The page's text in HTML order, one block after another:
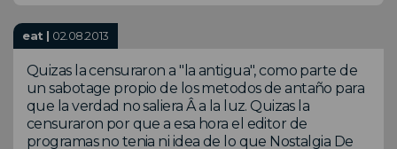
eat | 02.08.2013
Quizas la censuraron a "la antigua", como parte de
un sabotage propio de los metodos de antaño para
que la verdad no saliera Â a la luz. Quizas la
censuraron por que a esa hora el editor de
programas no tenia ni idea de lo que Nostalgia De